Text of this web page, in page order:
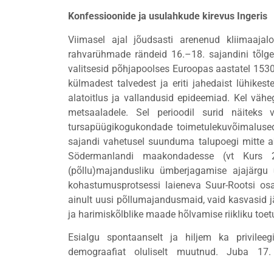
Konfessioonide ja usulahkude kirevus Ingeris
Viimasel ajal jõudsasti arenenud
rahvarühmade rändeid 16.–18. sajandini
valitsesid põhjapoolses Euroopas aastatel
külmadest talvedest ja eriti jahedaist
alatoitlus ja vallandusid epideemiad. Kel
metsaaladele. Sel perioodil surid näiteks
tursapüügikogukondade
sajandi vahetusel suunduma talupoegi mitte
Södermanlandi maakondadesse (vt
(põllu)majandusliku ümberjagamise
kohastumusprotsessi laieneva Suur-Rootsi
ainult uusi põllumajandusmaid, vaid kasvasid
ja harimiskõlblike maade hõlvamise riikliku
Esialgu spontaanselt ja hiljem ka
demograafiat oluliselt muutnud. Juba